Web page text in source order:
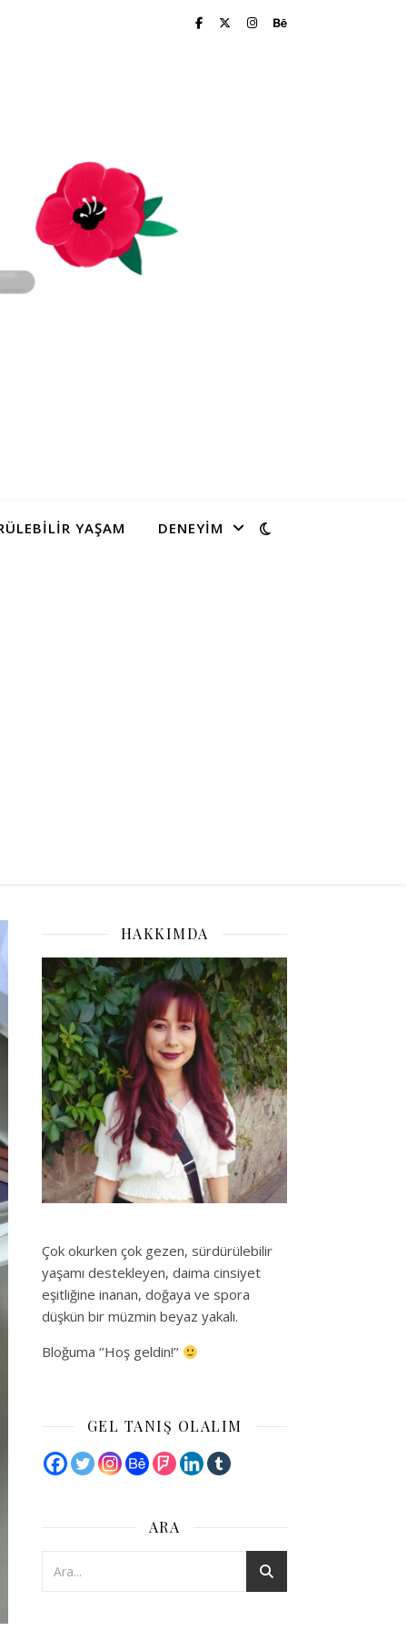
YAŞAM DENEYIM
HAKKIMDA
Çok okurken çok gezen, sürdürülebilir
yaşamı destekleyen, daima cinsiyet
eşitliğine inanan, doğaya ve spora
düşkün bir müzmin beyaz yakalı.
Bloğuma ‘’Hoş geldin!’’
GEL TANIŞ OLALIM
ARA